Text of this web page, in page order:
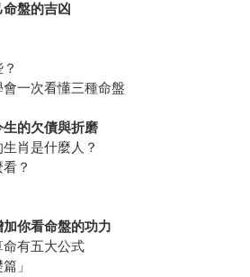
盤的吉凶
一次看懂三種命盤
的欠債與折磨
肖是什麼人？
？
你看命盤的功力
有五大公式
」